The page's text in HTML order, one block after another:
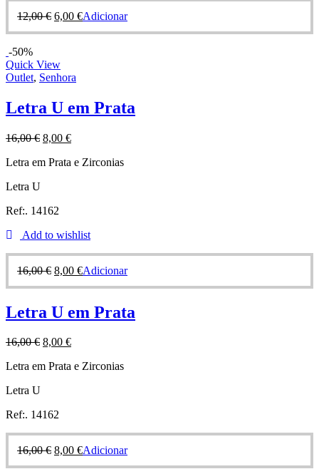
12,00€ 6,00 €Adicionar
-50%
Quick View
Outlet, Senhora
Letra U em Prata
16,00€ 8,00 €
Letra em Prata e Zirconias
Letra U
Ref:. 14162
Add to wishlist
16,00€ 8,00 €Adicionar
Letra U em Prata
16,00€ 8,00 €
Letra em Prata e Zirconias
Letra U
Ref:. 14162
16,00€ 8,00 €Adicionar